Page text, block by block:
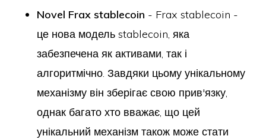
Novel Frax stablecoin - Frax stablecoin -
це нова модель stablecoin, яка
забезпечена як активами, так і
алгоритмічно. Завдяки цьому унікальному
механізму він зберігає свою прив'язку,
однак багато хто вважає, що цей
унікальний механізм також може стати